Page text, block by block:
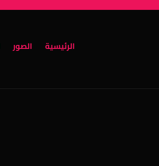
الصور الرئيسية